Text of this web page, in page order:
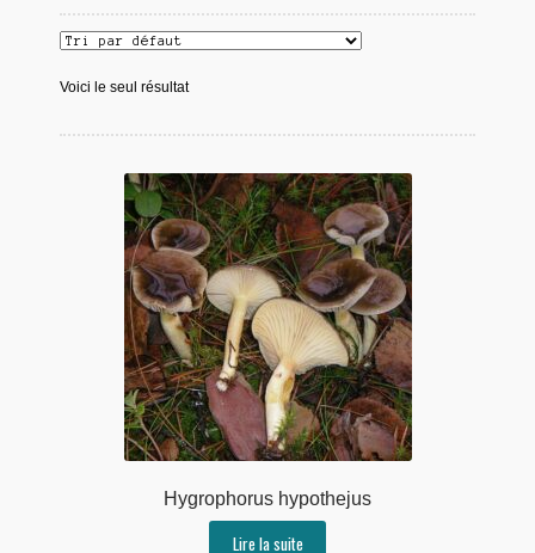
Voici le seul résultat
Hygrophorus hypothejus
Lire la suite